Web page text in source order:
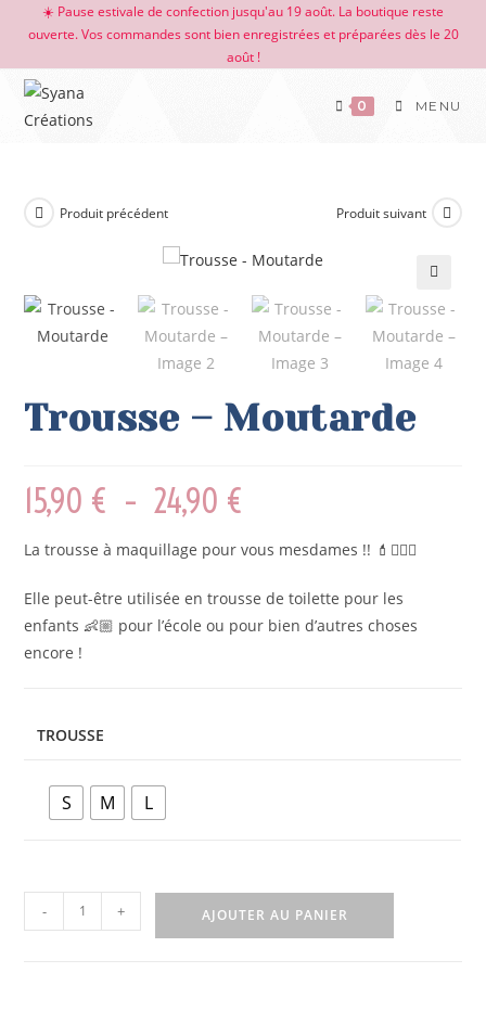
☀️ Pause estivale de confection jusqu'au 19 août. La boutique reste
ouverte. Vos commandes sont bien enregistrées et préparées dès le 20
août !
0 MENU
Produit précédent Produit suivant
🔍
Trousse – Moutarde
15,90 € – 24,90 €
La trousse à maquillage pour vous mesdames !! 💄💁🏼‍♀️
Elle peut-être utilisée en trousse de toilette pour les
enfants 👶🏼 pour l’école ou pour bien d’autres choses
encore !
TROUSSE
S M L
- + AJOUTER AU PANIER